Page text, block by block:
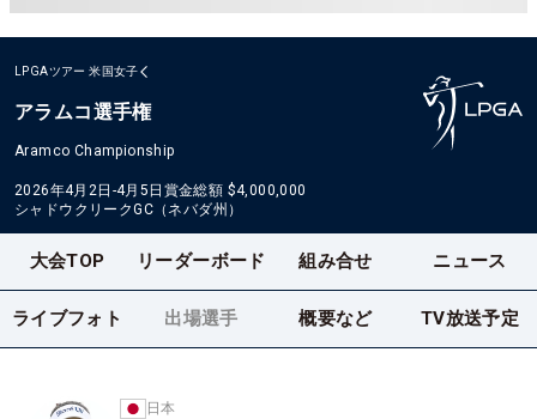
LPGAツアー 米国女子
アラムコ選手権
Aramco Championship
2026年4月2日-4月5日 賞金総額 $4,000,000
シャドウクリークGC（ネバダ州）
大会TOP リーダーボード 組み合せ ニュース
ライブフォト 出場選手 概要など TV放送予定
日本